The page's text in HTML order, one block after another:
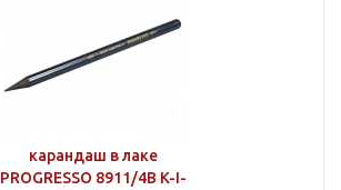
карандаш в лаке
PROGRESSO 8911/4В K-I-